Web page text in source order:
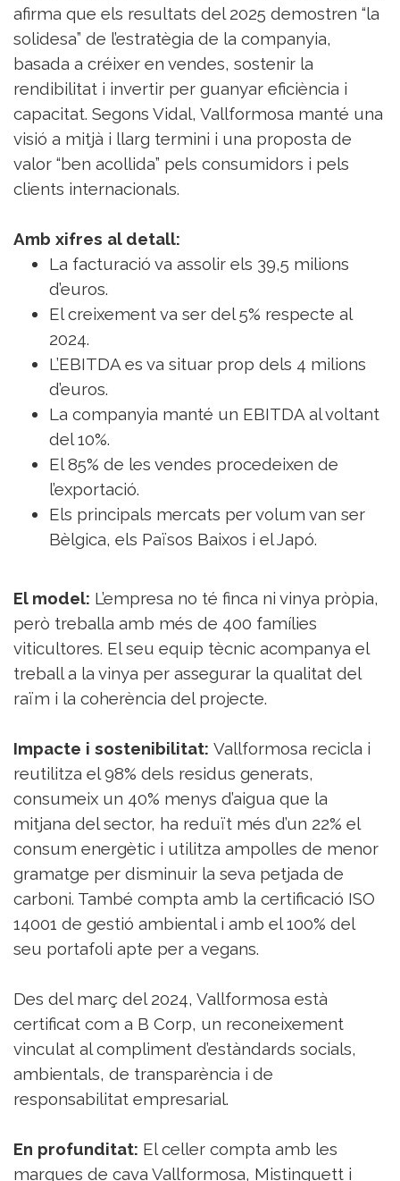
afirma que els resultats del 2025 demostren “la
solidesa” de l’estratègia de la companyia,
basada a créixer en vendes, sostenir la
rendibilitat i invertir per guanyar eficiència i
capacitat. Segons Vidal, Vallformosa manté una
visió a mitjà i llarg termini i una proposta de
valor “ben acollida” pels consumidors i pels
clients internacionals.
Amb xifres al detall:
La facturació va assolir els 39,5 milions
d’euros.
El creixement va ser del 5% respecte al
2024.
L’EBITDA es va situar prop dels 4 milions
d’euros.
La companyia manté un EBITDA al voltant
del 10%.
El 85% de les vendes procedeixen de
l’exportació.
Els principals mercats per volum van ser
Bèlgica, els Països Baixos i el Japó.
El model: L’empresa no té finca ni vinya pròpia,
però treballa amb més de 400 famílies
viticultores. El seu equip tècnic acompanya el
treball a la vinya per assegurar la qualitat del
raïm i la coherència del projecte.
Impacte i sostenibilitat: Vallformosa recicla i
reutilitza el 98% dels residus generats,
consumeix un 40% menys d’aigua que la
mitjana del sector, ha reduït més d’un 22% el
consum energètic i utilitza ampolles de menor
gramatge per disminuir la seva petjada de
carboni. També compta amb la certificació ISO
14001 de gestió ambiental i amb el 100% del
seu portafoli apte per a vegans.
Des del març del 2024, Vallformosa està
certificat com a B Corp, un reconeixement
vinculat al compliment d’estàndards socials,
ambientals, de transparència i de
responsabilitat empresarial.
En profunditat: El celler compta amb les
marques de cava Vallformosa, Mistinguett i